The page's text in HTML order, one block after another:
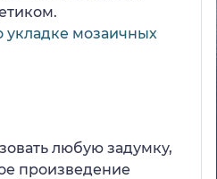
укладке мозаичных
любую задумку,
произведение